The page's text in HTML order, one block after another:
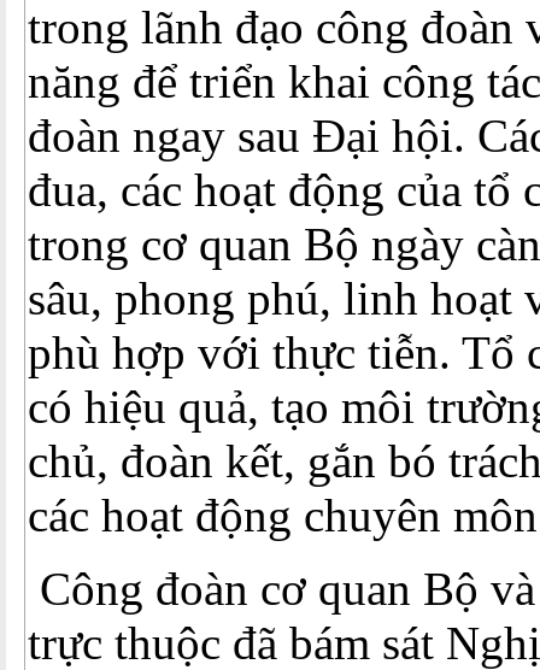
trong lãnh đạo công đoàn
năng để triển khai công
đoàn ngay sau Đại hội.
đua, các hoạt động của tổ
trong cơ quan Bộ ngày
sâu, phong phú, linh hoạt
phù hợp với thực tiễn. Tổ
có hiệu quả, tạo môi
chủ, đoàn kết, gắn bó
các hoạt động chuyên
Công đoàn cơ quan Bộ
trực thuộc đã bám sát